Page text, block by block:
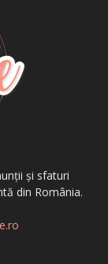
și sfaturi
din România.